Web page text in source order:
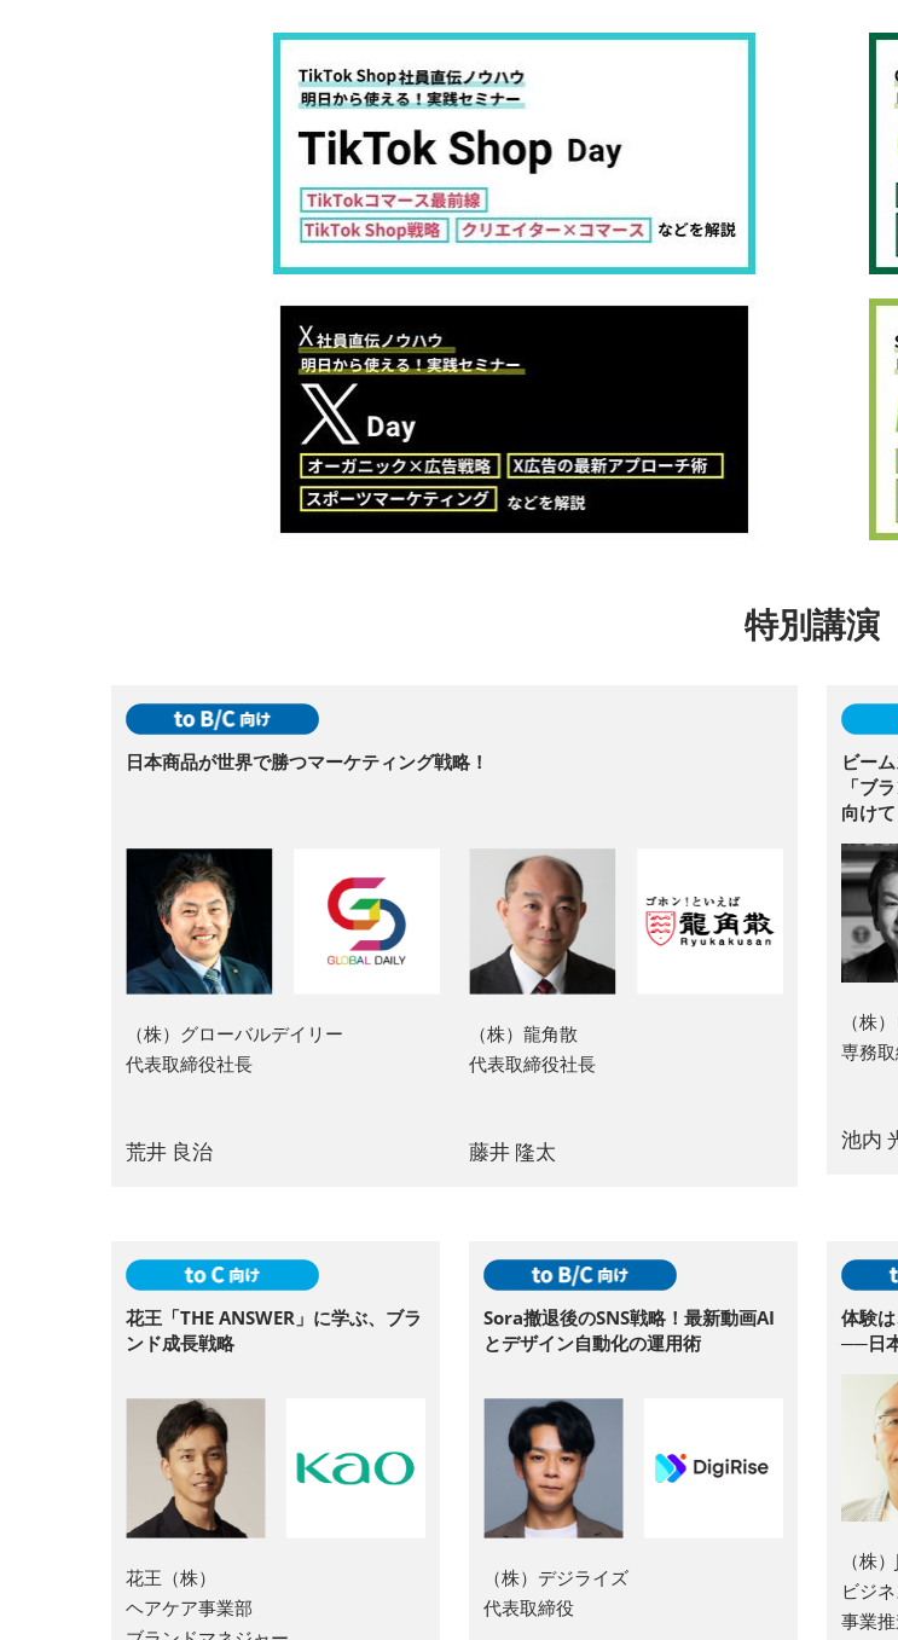
特別講演
日本商品が世界で勝つマーケティング戦略！
（株）グローバルデイリー
代表取締役社長
荒井 良治
（株）龍角散
代表取締役社長
藤井 隆太
ビー
「ブ
向けて
（株
専務
池内
花王「THE ANSWER」に学ぶ、ブラ
ンド成長戦略
花王（株）
ヘアケア事業部
Sora撤退後のSNS戦略！最新動画AI
とデザイン自動化の運用術
（株）デジライズ
代表取締役
体験
──日
（株
ビジ
事業